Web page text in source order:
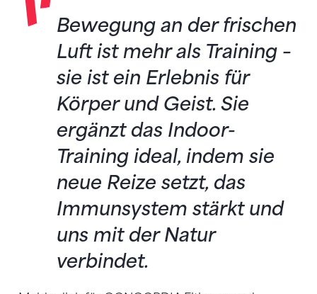
Bewegung an der frischen
Luft ist mehr als Training –
sie ist ein Erlebnis für
Körper und Geist. Sie
ergänzt das Indoor-
Training ideal, indem sie
neue Reize setzt, das
Immunsystem stärkt und
uns mit der Natur
verbindet.